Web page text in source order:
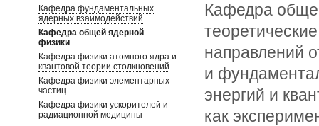
Кафедра фундаментальных
ядерных взаимодействий
Кафедра общей ядерной
физики
Кафедра физики атомного ядра и
квантовой теории столкновений
Кафедра физики элементарных
частиц
Кафедра физики ускорителей и
радиационной медицины
Кафедра
направлений
и
энергий и
как